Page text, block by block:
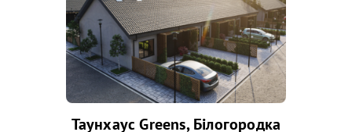
Таунхаус Greens, Білогородка